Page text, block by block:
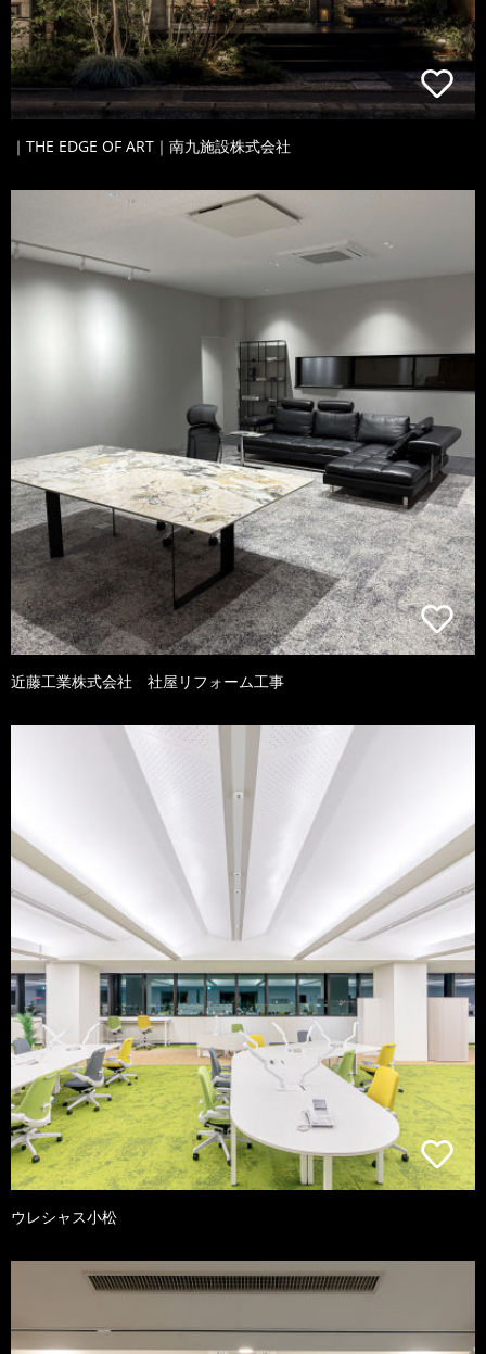
｜THE EDGE OF ART｜南九施設株式会社
近藤工業株式会社 社屋リフォーム工事
ウレシャス小松